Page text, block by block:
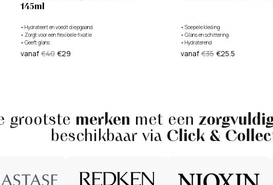
145ml
• Hydrateert en voedt diepgaand
• Zorgt voor een flexibele fixatie
• Geeft glans
vanaf €40 €29
• Soepele kleding
• Glans en schittering
• Hydraterend
vanaf €35 €25.5
grootste merken met een
beschikbaar via Click &